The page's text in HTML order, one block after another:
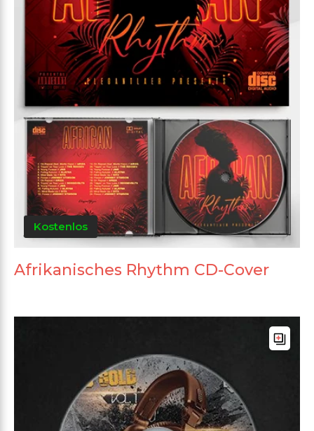
Kostenlos
Afrikanisches Rhythm CD-Cover